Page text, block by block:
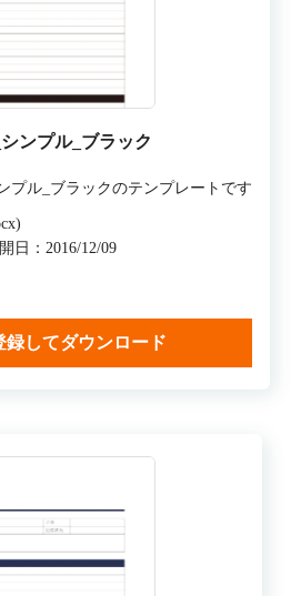
ンプル_ブラック
プル_ブラックのテンプレートです
日：2016/12/09
録してダウンロード